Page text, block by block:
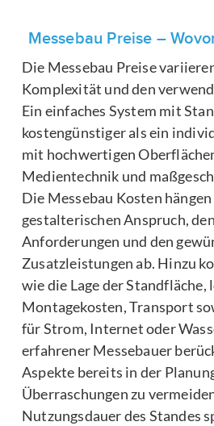
Messebau Preise –
Die Messebau Preise
Komplexität und den
Ein einfaches System mit
kostengünstiger als ein
mit hochwertigen
Medientechnik und
Die Messebau Kosten
gestalterischen Anspruch,
Anforderungen und den
Zusatzleistungen ab. Hinzu
wie die Lage der Standfläche,
Montagekosten, Transport
für Strom, Internet oder
erfahrener Messebauer
Aspekte bereits in der
Überraschungen zu
Nutzungsdauer des Standes